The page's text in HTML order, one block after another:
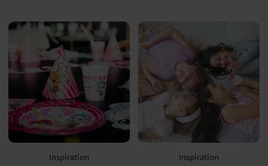
Inspiration Inspiration